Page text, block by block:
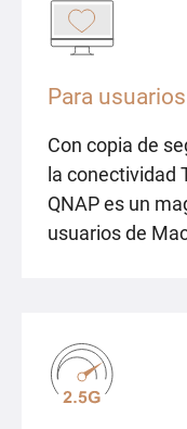
Para
Con copia de
la conectividad
QNAP es un
usuarios de